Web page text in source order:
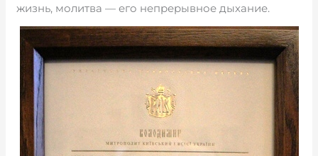
жизнь, молитва — его непрерывное дыхание.